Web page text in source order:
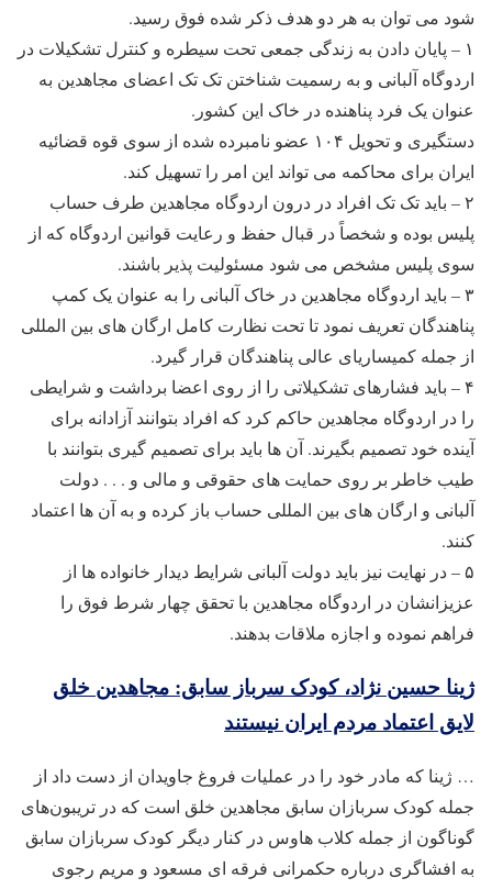
شود می توان به هر دو هدف ذکر شده فوق رسید.
۱ – پایان دادن به زندگی جمعی تحت سیطره و کنترل تشکیلات در
اردوگاه آلبانی و به رسمیت شناختن تک تک اعضای مجاهدین به
عنوان یک فرد پناهنده در خاک این کشور.
دستگیری و تحویل ۱۰۴ عضو نامبرده شده از سوی قوه قضائیه
ایران برای محاکمه می تواند این امر را تسهیل کند.
۲ – باید تک تک افراد در درون اردوگاه مجاهدین طرف حساب
پلیس بوده و شخصاً در قبال حفظ و رعایت قوانین اردوگاه که از
سوی پلیس مشخص می شود مسئولیت پذیر باشند.
۳ – باید اردوگاه مجاهدین در خاک آلبانی را به عنوان یک کمپ
پناهندگان تعریف نمود تا تحت نظارت کامل ارگان های بین المللی
از جمله کمیساریای عالی پناهندگان قرار گیرد.
۴ – باید فشارهای تشکیلاتی را از روی اعضا برداشت و شرایطی
را در اردوگاه مجاهدین حاکم کرد که افراد بتوانند آزادانه برای
آینده خود تصمیم بگیرند. آن ها باید برای تصمیم گیری بتوانند با
طیب خاطر بر روی حمایت های حقوقی و مالی و . . . دولت
آلبانی و ارگان های بین المللی حساب باز کرده و به آن ها اعتماد
کنند.
۵ – در نهایت نیز باید دولت آلبانی شرایط دیدار خانواده ها از
عزیزانشان در اردوگاه مجاهدین با تحقق چهار شرط فوق را
فراهم نموده و اجازه ملاقات بدهند.
ژینا حسین نژاد، کودک سرباز سابق: مجاهدین خلق
لایق اعتماد مردم ایران نیستند
… ژینا که مادر خود را در عملیات فروغ جاویدان از دست داد از
جمله کودک سربازان سابق مجاهدین خلق است که در تریبون‌های
گوناگون از جمله کلاب هاوس در کنار دیگر کودک سربازان سابق
به افشاگری درباره حکمرانی فرقه‌ ای مسعود و مریم رجوی